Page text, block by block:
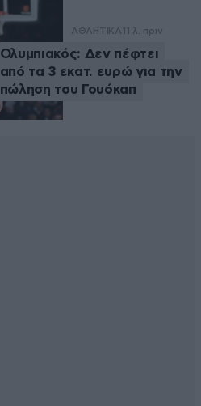
ΑΘΛΗΤΙΚΑ 11 λ. πριν
Ολυμπιακός: Δεν πέφτει
από τα 3 εκατ. ευρώ για την
πώληση του Γουόκαπ